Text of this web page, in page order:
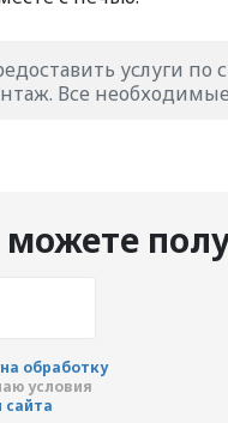
услуги
Все
обработку
условия
сайта